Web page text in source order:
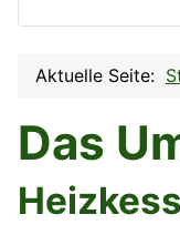
Aktuelle Seite:
Das